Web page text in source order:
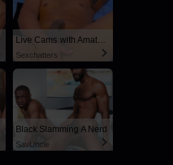
Live Cams with Amateur Men
Sexchatters
Black Slamming A Nerd
SayUncle